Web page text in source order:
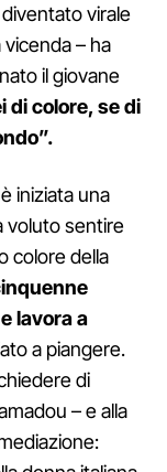
virale
– ha
il giovane
di colore, se di
iniziata una
voluto sentire
colore della
lavora a
a piangere.
di
– e alla